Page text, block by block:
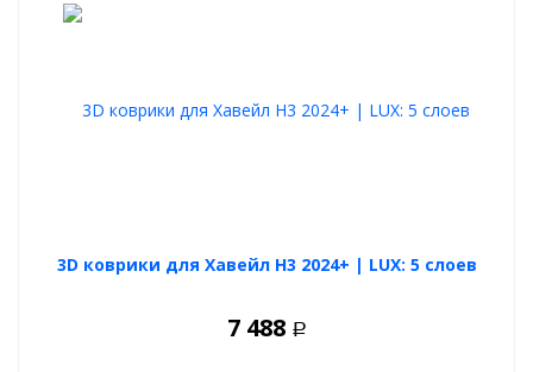
3D коврики для Хавейл Н3 2024+ | LUX: 5 слоев
7 488 Р